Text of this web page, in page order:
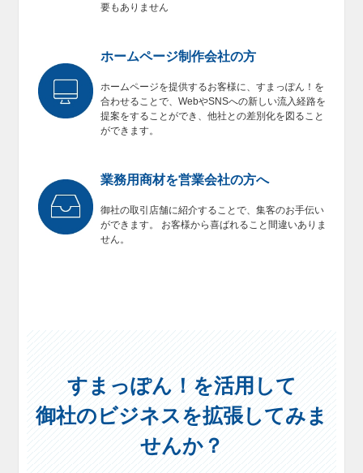
要もありません
ホームページ制作会社の方
ホームページを提供するお客様に、すまっぽん！を
合わせることで、WebやSNSへの新しい流入経路を
提案をすることができ、他社との差別化を図ること
ができます。
業務用商材を営業会社の方へ
御社の取引店舗に紹介することで、集客のお手伝い
ができます。 お客様から喜ばれること間違いありま
せん。
すまっぽん！を活用して
御社のビジネスを拡張してみま
せんか？